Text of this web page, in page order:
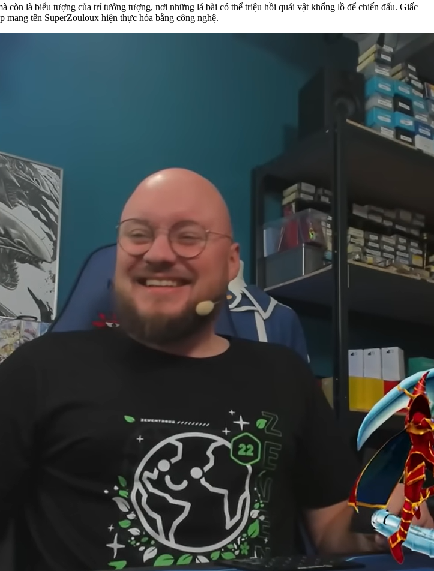
là biểu tượng của trí tưởng tượng, nơi những lá bài có thể triệu hồi quái vật khổng lồ để chiến đấu. Giấc
tên SuperZouloux hiện thực hóa bằng công nghệ.